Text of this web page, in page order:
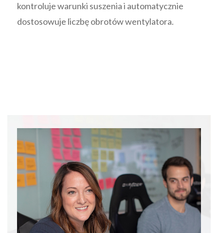
kontroluje warunki suszenia i automatycznie
dostosowuje liczbę obrotów wentylatora.